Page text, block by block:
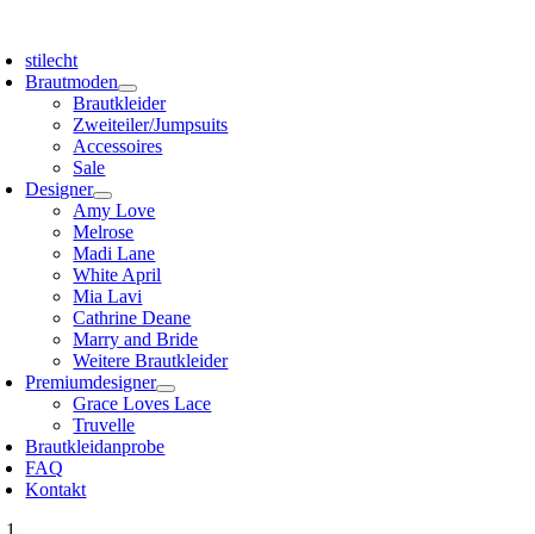
springen
stilecht
Brautmoden
Brautkleider
Zweiteiler/Jumpsuits
Accessoires
Sale
Designer
Amy Love
Melrose
Madi Lane
White April
Mia Lavi
Cathrine Deane
Marry and Bride
Weitere Brautkleider
Premiumdesigner
Grace Loves Lace
Truvelle
Brautkleidanprobe
FAQ
Kontakt